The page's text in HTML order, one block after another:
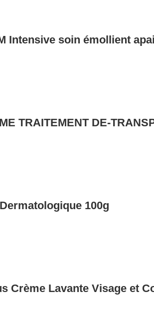
Intensive soin émollient
TRAITEMENT DE-
100g
Crème Lavante Visage et